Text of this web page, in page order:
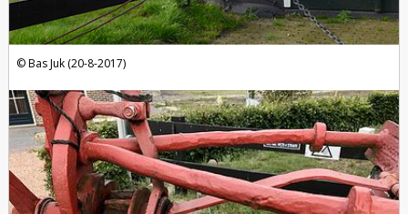
Bas Juk (20-8-2017)